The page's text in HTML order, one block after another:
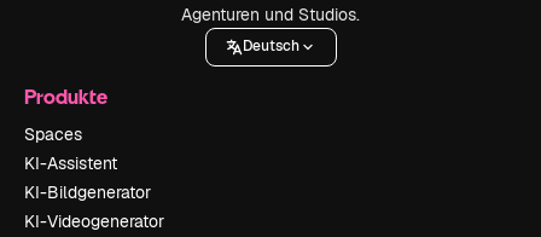
Agenturen und Studios.
Deutsch
Produkte
Spaces
KI-Assistent
KI-Bildgenerator
KI-Videogenerator